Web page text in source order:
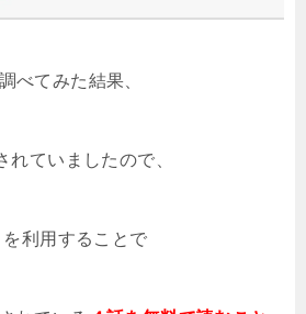
べてみた結果、
ていましたので、
利用することで